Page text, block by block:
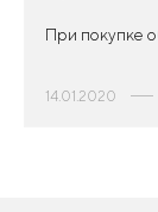
При покупке
14.01.2020